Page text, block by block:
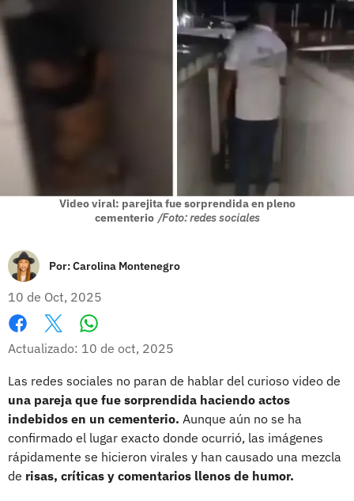
Video viral: parejita fue sorprendida en pleno
cementerio /Foto: redes sociales
Por:Carolina Montenegro
10 de Oct, 2025
Facebook
X
Actualizado: 10 de oct, 2025
Las redes sociales no paran de hablar del curioso video de
una pareja que fue sorprendida haciendo actos
indebidos en un cementerio. Aunque aún no se ha
confirmado el lugar exacto donde ocurrió, las imágenes
rápidamente se hicieron virales y han causado una mezcla
de risas, críticas y comentarios llenos de humor.